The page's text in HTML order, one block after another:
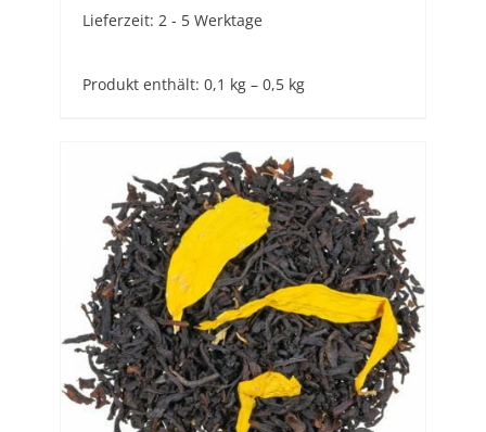
Lieferzeit: 2 - 5 Werktage
Produkt enthält: 0,1 kg – 0,5 kg